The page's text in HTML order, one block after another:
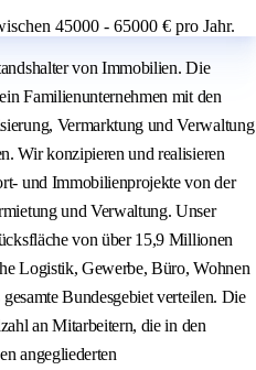
45000 - 65000 € pro Jahr.
von Immobilien. Die
Familienunternehmen mit den
Vermarktung und Verwaltung
Wir konzipieren und realisieren
und Immobilienprojekte von der
und Verwaltung. Unser
von über 15,9 Millionen
Logistik, Gewerbe, Büro, Wohnen
Bundesgebiet verteilen. Die
an Mitarbeitern, die in den
angegliederten